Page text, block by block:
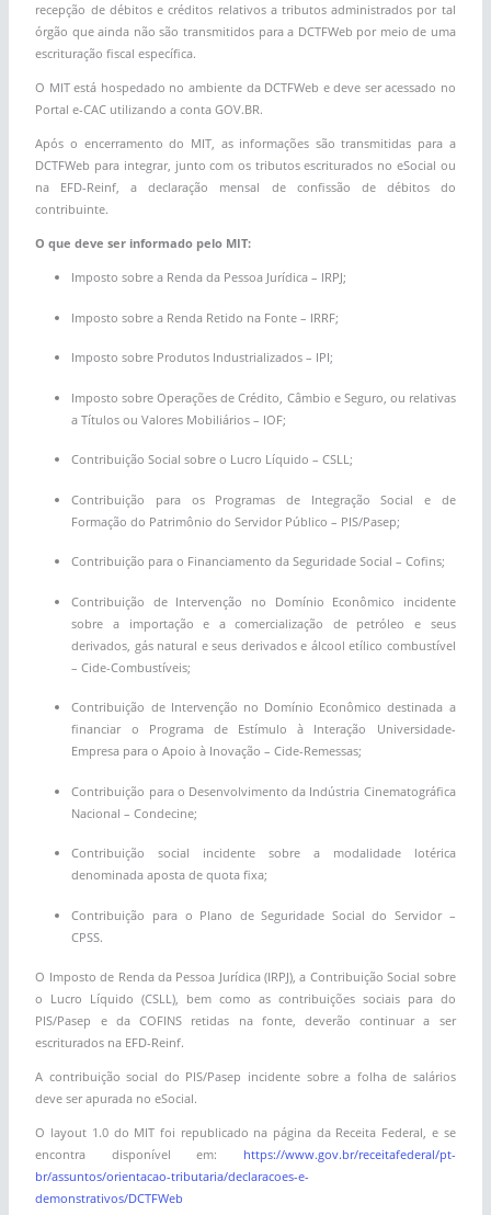
recepção de débitos e créditos relativos a tributos administrados por tal
órgão que ainda não são transmitidos para a DCTFWeb por meio de uma
escrituração fiscal específica.
O MIT está hospedado no ambiente da DCTFWeb e deve ser acessado no
Portal e-CAC utilizando a conta GOV.BR.
Após o encerramento do MIT, as informações são transmitidas para a
DCTFWeb para integrar, junto com os tributos escriturados no eSocial ou
na EFD-Reinf, a declaração mensal de confissão de débitos do
contribuinte.
O que deve ser informado pelo MIT:
Imposto sobre a Renda da Pessoa Jurídica – IRPJ;
Imposto sobre a Renda Retido na Fonte – IRRF;
Imposto sobre Produtos Industrializados – IPI;
Imposto sobre Operações de Crédito, Câmbio e Seguro, ou relativas
a Títulos ou Valores Mobiliários – IOF;
Contribuição Social sobre o Lucro Líquido – CSLL;
Contribuição para os Programas de Integração Social e de
Formação do Patrimônio do Servidor Público – PIS/Pasep;
Contribuição para o Financiamento da Seguridade Social – Cofins;
Contribuição de Intervenção no Domínio Econômico incidente
sobre a importação e a comercialização de petróleo e seus
derivados, gás natural e seus derivados e álcool etílico combustível
– Cide-Combustíveis;
Contribuição de Intervenção no Domínio Econômico destinada a
financiar o Programa de Estímulo à Interação Universidade-
Empresa para o Apoio à Inovação – Cide-Remessas;
Contribuição para o Desenvolvimento da Indústria Cinematográfica
Nacional – Condecine;
Contribuição social incidente sobre a modalidade lotérica
denominada aposta de quota fixa;
Contribuição para o Plano de Seguridade Social do Servidor –
CPSS.
O Imposto de Renda da Pessoa Jurídica (IRPJ), a Contribuição Social sobre
o Lucro Líquido (CSLL), bem como as contribuições sociais para do
PIS/Pasep e da COFINS retidas na fonte, deverão continuar a ser
escriturados na EFD-Reinf.
A contribuição social do PIS/Pasep incidente sobre a folha de salários
deve ser apurada no eSocial.
O layout 1.0 do MIT foi republicado na página da Receita Federal, e se
encontra disponível em: https://www.gov.br/receitafederal/pt-
br/assuntos/orientacao-tributaria/declaracoes-e-
demonstrativos/DCTFWeb